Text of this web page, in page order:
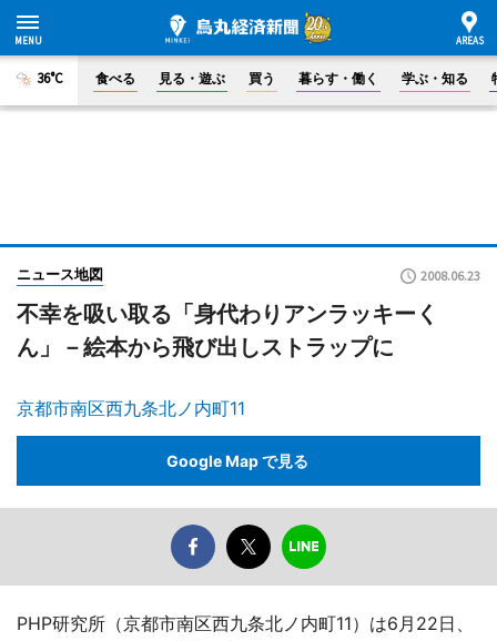
36°C 食べる 見る・遊ぶ 買う 暮らす・働く 学ぶ・知る
ニュース地図 2008.06.23
不幸を吸い取る「身代わりアンラッキーく
ん」－絵本から飛び出しストラップに
京都市南区西九条北ノ内町11
Google Map で見る
PHP研究所（京都市南区西九条北ノ内町11）は6月22日、